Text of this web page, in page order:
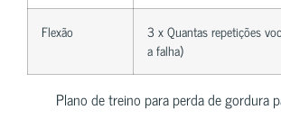
Flexão
3 x Quantas repetições
a falha)
Plano de treino para perda de gordura